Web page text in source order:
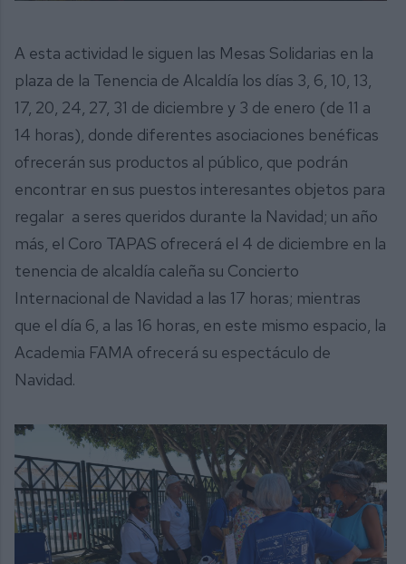
A esta actividad le siguen las Mesas Solidarias en la
plaza de la Tenencia de Alcaldía los días 3, 6, 10, 13,
17, 20, 24, 27, 31 de diciembre y 3 de enero (de 11 a
14 horas), donde diferentes asociaciones benéficas
ofrecerán sus productos al público, que podrán
encontrar en sus puestos interesantes objetos para
regalar a seres queridos durante la Navidad; un año
más, el Coro TAPAS ofrecerá el 4 de diciembre en la
tenencia de alcaldía caleña su Concierto
Internacional de Navidad a las 17 horas; mientras
que el día 6, a las 16 horas, en este mismo espacio, la
Academia FAMA ofrecerá su espectáculo de
Navidad.